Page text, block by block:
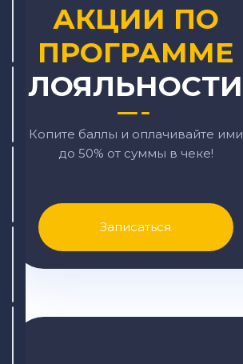
АКЦИИ ПО
ПРОГРАММЕ
ЛОЯЛЬНОСТИ
Копите баллы и оплачивайте ими
до 50% от суммы в чеке!
Записаться